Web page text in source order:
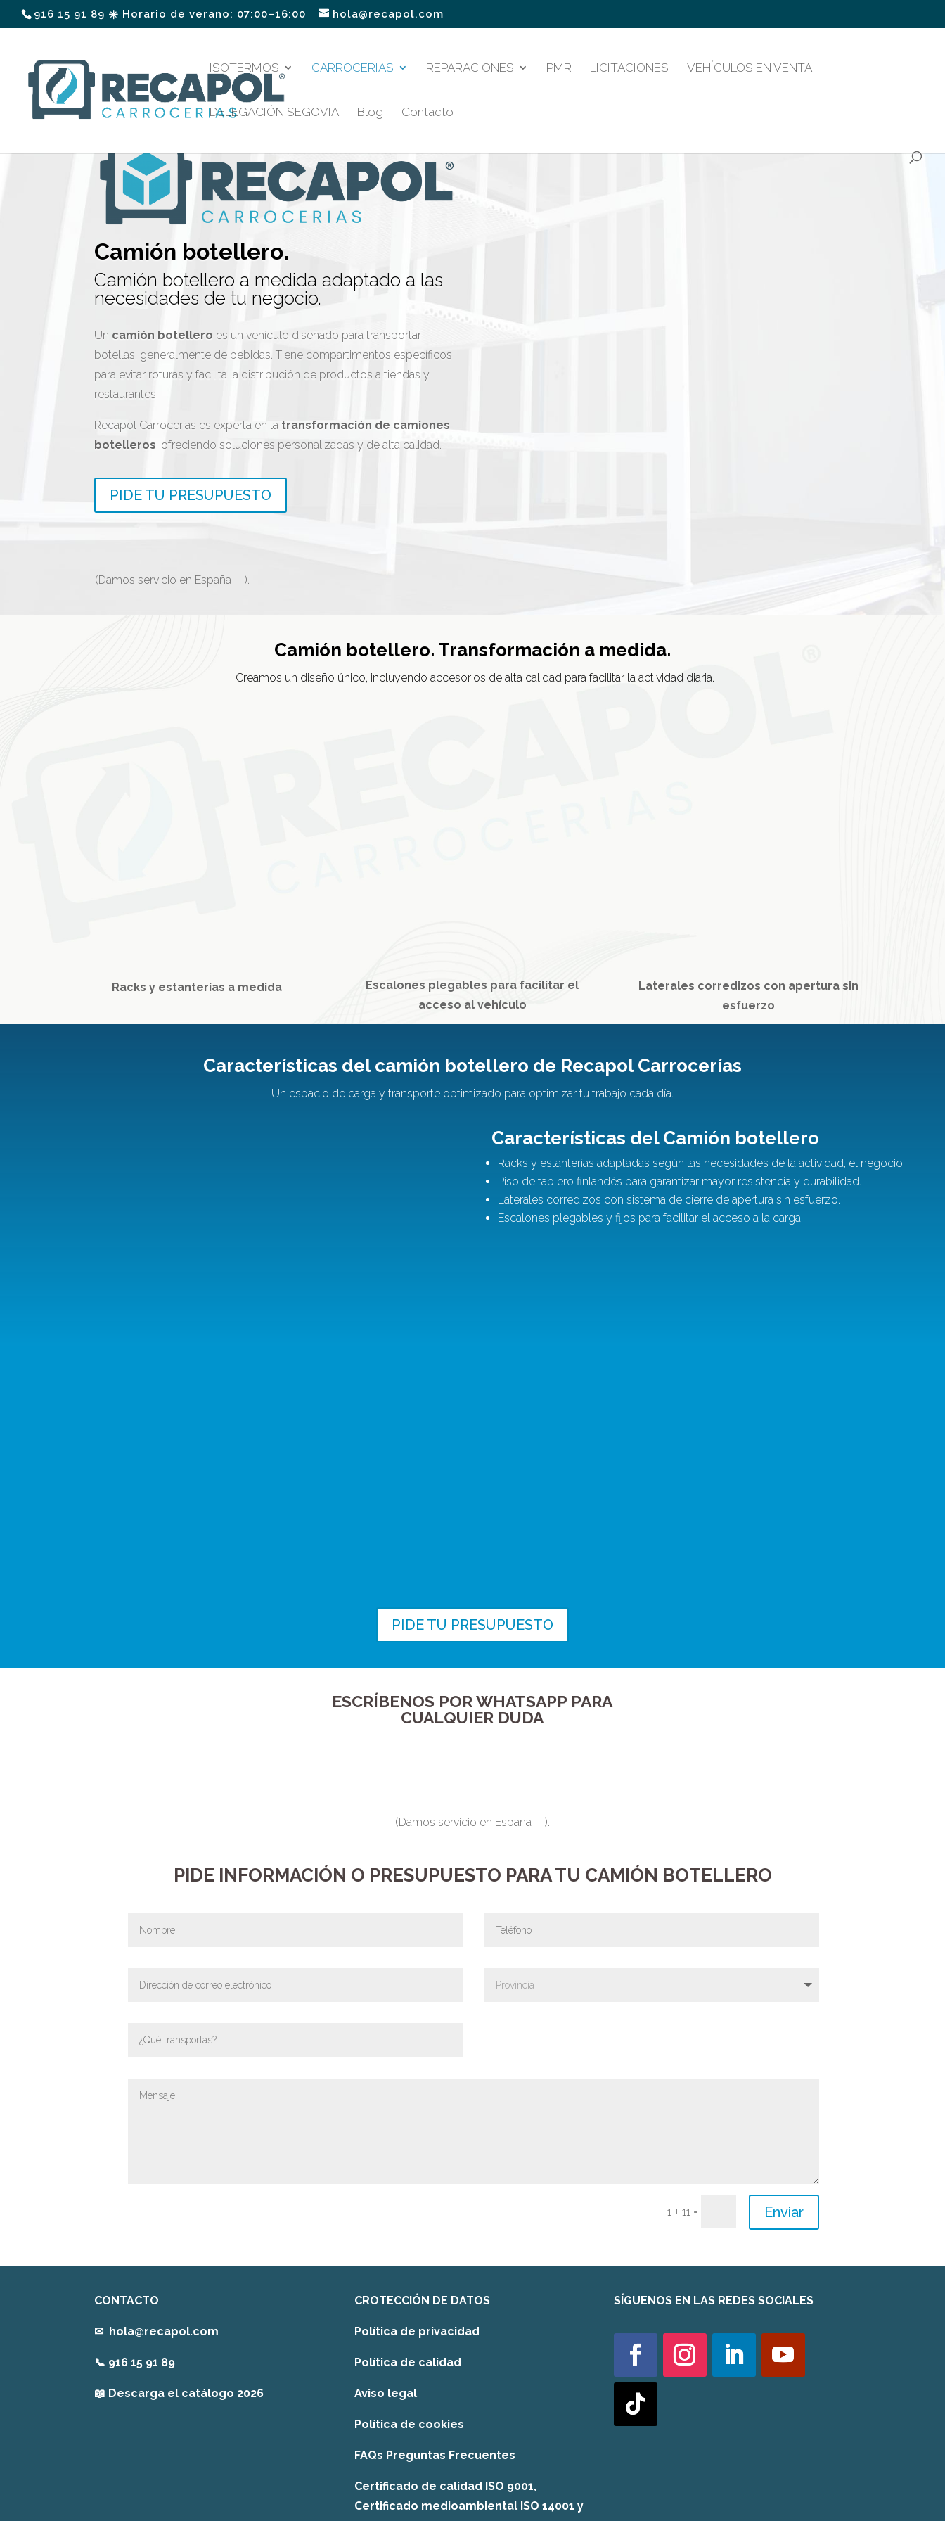
916 15 91 89 ☀️ Horario de verano: 07:00–16:00 hola@recapol.com
ISOTERMOS CARROCERIAS REPARACIONES PMR LICITACIONES VEHÍCULOS EN VENTA
DELEGACIÓN SEGOVIA Blog Contacto
Camión botellero.
Camión botellero a medida adaptado a las
necesidades de tu negocio.
Un camión botellero es un vehículo diseñado para transportar
botellas, generalmente de bebidas. Tiene compartimentos específicos
para evitar roturas y facilita la distribución de productos a tiendas y
restaurantes.
Recapol Carrocerías es experta en la transformación de camiones
botelleros , ofreciendo soluciones personalizadas y de alta calidad.
PIDE TU PRESUPUESTO
(Damos servicio en España ).
Camión botellero. Transformación a medida.
Creamos un diseño único, incluyendo accesorios de alta calidad para facilitar la actividad diaria.
Racks y estanterías a medida
Escalones plegables para facilitar el
acceso al vehículo
Laterales corredizos con apertura sin
esfuerzo
Características del camión botellero de Recapol Carrocerías
Un espacio de carga y transporte optimizado para optimizar tu trabajo cada día.
Características del Camión botellero
Racks y estanterías adaptadas según las necesidades de la actividad, el negocio.
Piso de tablero finlandés para garantizar mayor resistencia y durabilidad.
Laterales corredizos con sistema de cierre de apertura sin esfuerzo.
Escalones plegables y fijos para facilitar el acceso a la carga.
PIDE TU PRESUPUESTO
ESCRÍBENOS POR WHATSAPP PARA
CUALQUIER DUDA
(Damos servicio en España ).
PIDE INFORMACIÓN O PRESUPUESTO PARA TU CAMIÓN BOTELLERO
1 + 11 = Enviar
CONTACTO
✉ hola@recapol.com
📞 916 15 91 89
📖 Descarga el catálogo 2026
CROTECCIÓN DE DATOS
Política de privacidad
Política de calidad
Aviso legal
Política de cookies
FAQs Preguntas Frecuentes
Certificado de calidad ISO 9001,
Certificado medioambiental ISO 14001 y
SÍGUENOS EN LAS REDES SOCIALES